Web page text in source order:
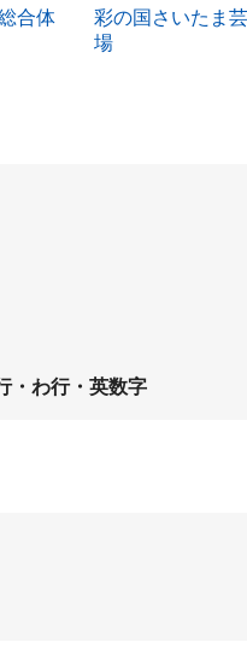
合体
彩の国さいたま
場
白鍬
西堀
・わ行・英数字